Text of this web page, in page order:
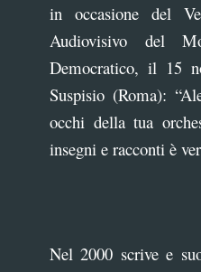
in occasione del
Audiovisivo del
Democratico, il 15
Suspisio (Roma):
occhi della tua
insegni e racconti è
Nel 2000 scrive e